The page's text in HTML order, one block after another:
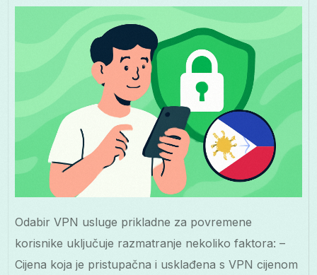
Odabir VPN usluge prikladne za povremene
korisnike uključuje razmatranje nekoliko faktora: –
Cijena koja je pristupačna i usklađena s VPN cijenom